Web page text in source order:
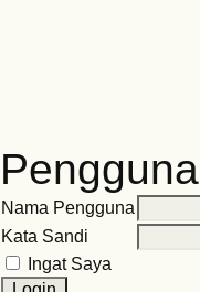
Pengguna
Nama Pengguna
Kata Sandi
Ingat Saya